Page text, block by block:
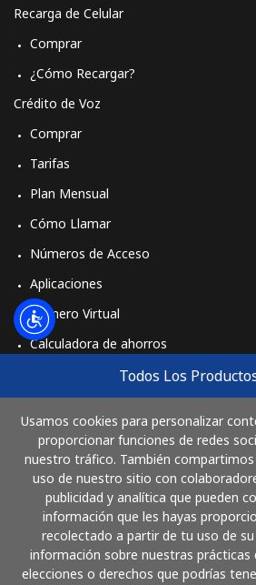
Todos Los
Usamos cookies para personalizar
proporcionar funciones de redes
nuestro tráfico. También
uso de nuestro sitio con
publicidad y analítica que pueden
información que les hayas
recolectado a partir de tu uso de
información sobre nuestras prácticas
elecciones o derechos que podrías
Recarga de Celular
Comprar
¿Cómo Recargar?
Crédito de Voz
Comprar
Tarifas
Plan Mensual
Cómo Llamar
Números de Acceso
Aplicaciones
Número Virtual
Calculadora de ahorros
Comprar
Cómo funciona
Paga con